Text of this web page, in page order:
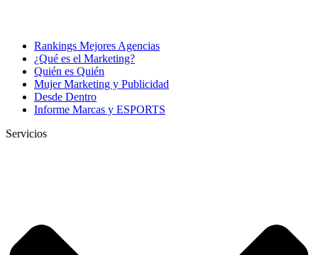
Rankings Mejores Agencias
¿Qué es el Marketing?
Quién es Quién
Mujer Marketing y Publicidad
Desde Dentro
Informe Marcas y ESPORTS
Servicios